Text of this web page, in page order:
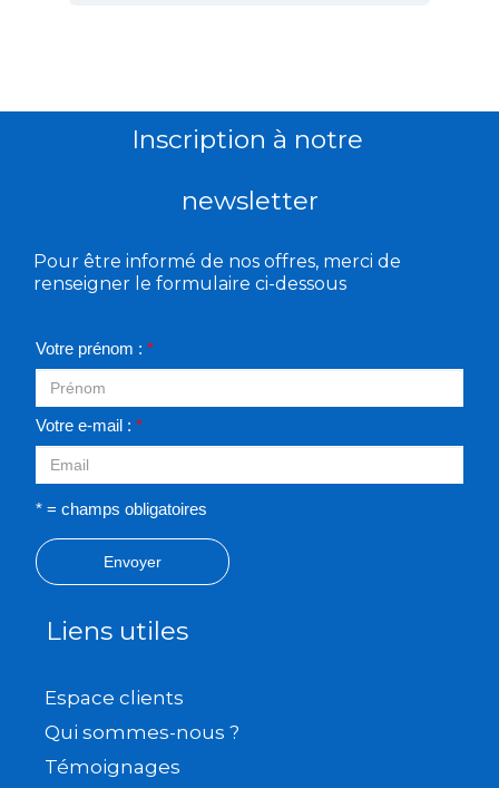
Inscription à notre
newsletter
Pour être informé de nos offres, merci de
renseigner le formulaire ci-dessous
Votre prénom : *
Votre e-mail : *
* = champs obligatoires
Envoyer
Liens utiles
Espace clients
Qui sommes-nous ?
Témoignages